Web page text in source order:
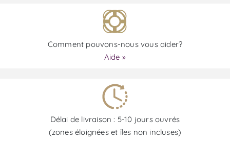
Comment pouvons-nous vous aider?
Aide »
Délai de livraison : 5-10 jours ouvrés
(zones éloignées et îles non incluses)